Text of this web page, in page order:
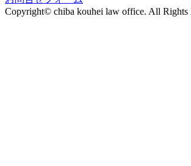
Copyright© chiba kouhei law office. All Rights